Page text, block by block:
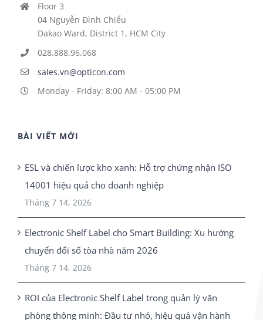
Floor 3
04 Nguyễn Đình Chiểu
Dakao Ward, District 1, HCM City
028.888.96.068
sales.vn@opticon.com
Monday - Friday: 8:00 AM - 05:00 PM
BÀI VIẾT MỚI
ESL và chiến lược kho xanh: Hỗ trợ chứng nhận ISO
14001 hiệu quả cho doanh nghiệp
Tháng 7 14, 2026
Electronic Shelf Label cho Smart Building: Xu hướng
chuyển đổi số tòa nhà năm 2026
Tháng 7 14, 2026
ROI của Electronic Shelf Label trong quản lý văn
phòng thông minh: Đầu tư nhỏ, hiệu quả vận hành